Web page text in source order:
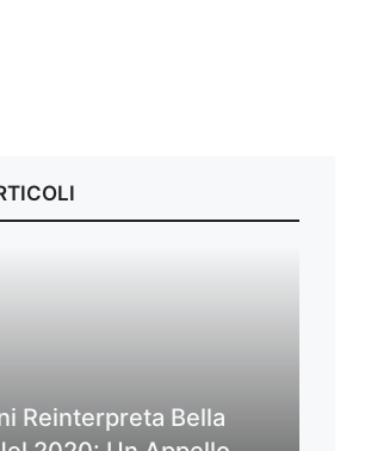
Reinterpreta Bella